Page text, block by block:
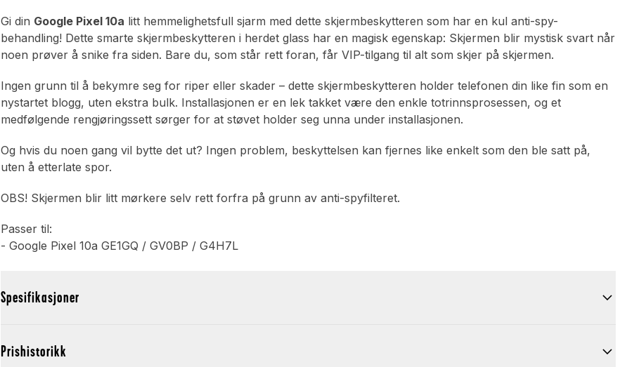
Gi din Google Pixel 10a litt hemmelighetsfull sjarm med dette skjermbeskytteren som har en kul anti-spy-
behandling! Dette smarte skjermbeskytteren i herdet glass har en magisk egenskap: Skjermen blir mystisk svart når
noen prøver å snike fra siden. Bare du, som står rett foran, får VIP-tilgang til alt som skjer på skjermen.
Ingen grunn til å bekymre seg for riper eller skader – dette skjermbeskytteren holder telefonen din like fin som en
nystartet blogg, uten ekstra bulk. Installasjonen er en lek takket være den enkle totrinnsprosessen, og et
medfølgende rengjøringssett sørger for at støvet holder seg unna under installasjonen.
Og hvis du noen gang vil bytte det ut? Ingen problem, beskyttelsen kan fjernes like enkelt som den ble satt på,
uten å etterlate spor.
OBS! Skjermen blir litt mørkere selv rett forfra på grunn av anti-spyfilteret.
Passer til:
- Google Pixel 10a GE1GQ / GV0BP / G4H7L
Spesifikasjoner
Prishistorikk